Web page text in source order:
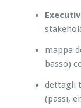
mappa
basso)
dettagli
(passi,